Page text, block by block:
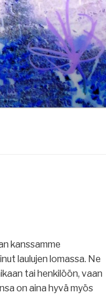
kanssamme
laulujen lomassa. Ne
tai henkilöön, vaan
on aina hyvä myös